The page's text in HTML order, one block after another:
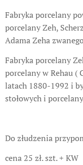
Fabryka porcelany
porcelany Zeh,
Adama Zeha
Fabryka porcelany
porcelany w Rehau (
latach 1880-1992 i
stołowych i
Do złudzenia
cena 25 zł. szt. + KW